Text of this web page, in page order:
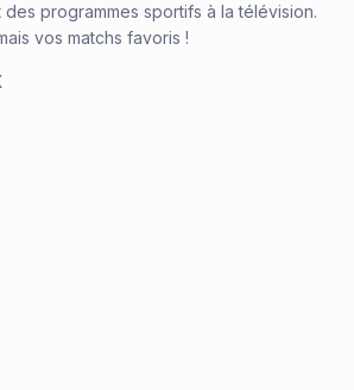
programmes sportifs à la télévision.
vos matchs favoris !